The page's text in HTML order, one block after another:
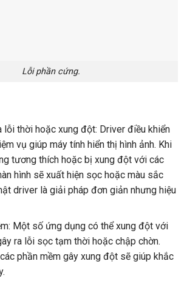
Lỗi phần cứng.
lỗi thời hoặc xung đột: Driver điều khiển
vụ giúp máy tính hiển thị hình ảnh. Khi
tương thích hoặc bị xung đột với các
hình sẽ xuất hiện sọc hoặc màu sắc
driver là giải pháp đơn giản nhưng hiệu
Một số ứng dụng có thể xung đột với
ra lỗi sọc tạm thời hoặc chập chờn.
phần mềm gây xung đột sẽ giúp khắc